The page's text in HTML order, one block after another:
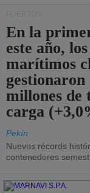
En la
este año,
marítimos
gestionaron
millones de
carga
Pekín
Nuevos récords
contenedores